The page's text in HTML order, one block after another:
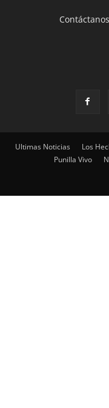
Ultimas Noticias Los
Punilla Vivo